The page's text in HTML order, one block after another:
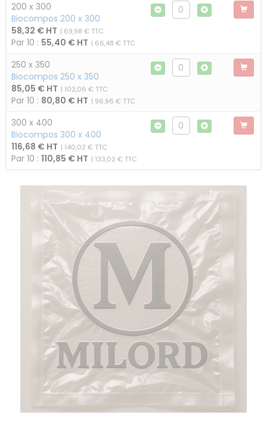
200 x 300
Biocompos 200 x 300
58,32 € HT | 69,98 € TTC
Par 10 : 55,40 € HT | 66,48 € TTC
250 x 350
Biocompos 250 x 350
85,05 € HT | 102,06 € TTC
Par 10 : 80,80 € HT | 96,96 € TTC
300 x 400
Biocompos 300 x 400
116,68 € HT | 140,02 € TTC
Par 10 : 110,85 € HT | 133,02 € TTC